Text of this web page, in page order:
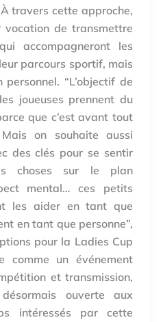
travers cette approche,
de transmettre
accompagneront les
parcours sportif, mais
“L’objectif de
joueuses prennent du
que c’est avant tout
on souhaite aussi
des clés pour se sentir
choses sur le plan
mental… ces petits
les aider en tant que
en tant que personne”,
pour la Ladies Cup
comme un événement
et transmission,
ouverte aux
intéressés par cette